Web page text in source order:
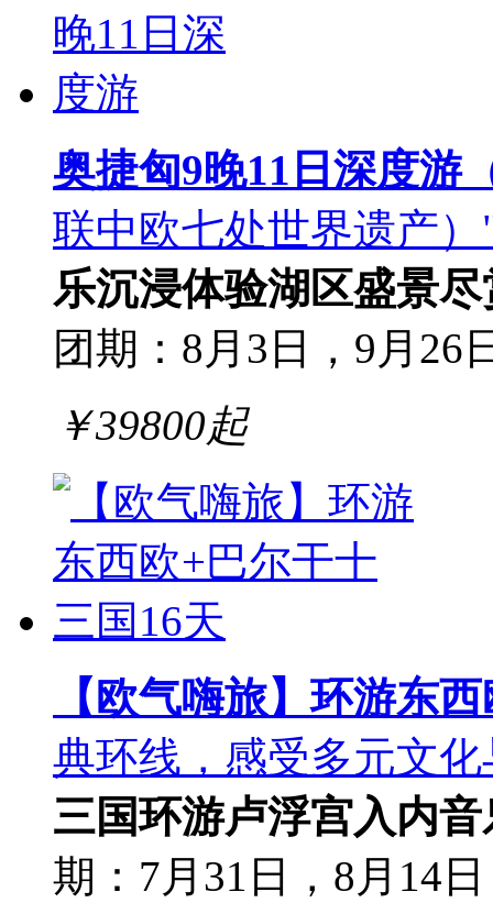
奥捷匈9晚11日深度游
联中欧七处世界遗产
乐沉浸体验湖区盛景尽
团期：8月3日，9月26
￥39800起
【欧气嗨旅】环游东
典环线，感受多元文
三国环游卢浮宫入内音
期：7月31日，8月14